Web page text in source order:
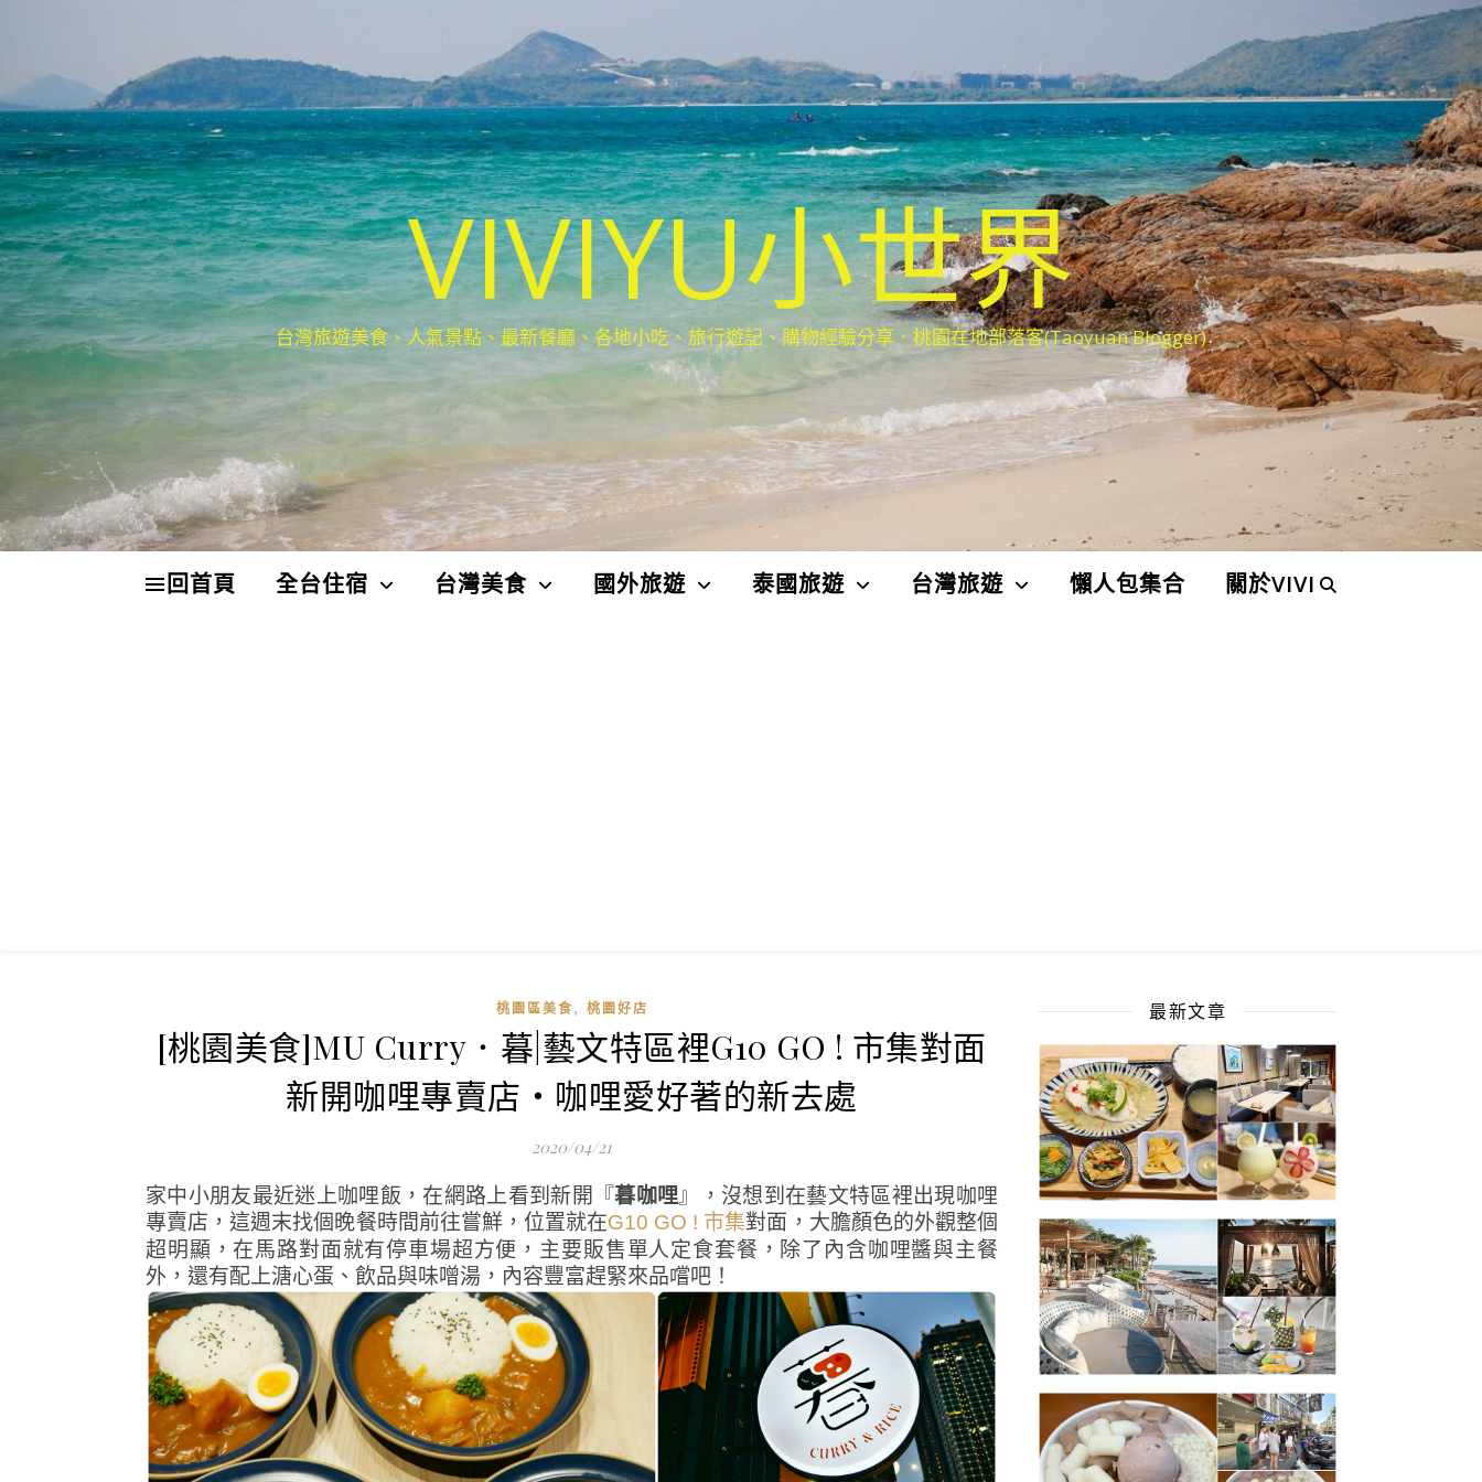
VIVIYU小世界
台灣旅遊美食、人氣景點、最新餐廳、各地小吃、旅行遊記、購物經驗分享．桃園在地部落客(Taoyuan Blogger)
回首頁 全台住宿 台灣美食 國外旅遊 泰國旅遊 台灣旅遊 懶人包集合 關於VIVI
桃園區美食 , 桃園好店
[桃園美食]MU Curry．暮|藝文特區裡G10 GO ! 市集對面
新開咖哩專賣店‧咖哩愛好著的新去處
2020/04/21
家中小朋友最近迷上咖哩飯，在網路上看到新開『暮咖哩』，沒想到在藝文特區裡出現咖哩
專賣店，這週末找個晚餐時間前往嘗鮮，位置就在G10 GO ! 市集對面，大膽顏色的外觀整個
超明顯，在馬路對面就有停車場超方便，主要販售單人定食套餐，除了內含咖哩醬與主餐
外，還有配上溏心蛋、飲品與味噌湯，內容豐富趕緊來品嚐吧！
最新文章